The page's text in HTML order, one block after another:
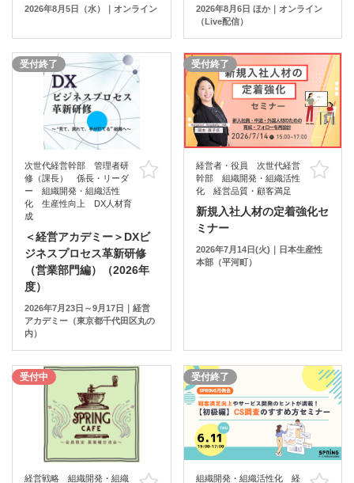
2026年8月5日（水）｜オンライン
2026年8月6日 ほか｜オンライン
（Live配信）
受付終了
次世代経営幹部 管理者研
修（課長） 係長・リーダ
ー 組織開発・組織活性
化 生産性向上 DX人材育
成
お気に入り
＜経営アカデミー＞DXビ
ジネスプロセス革新研修
（営業部門編）（2026年
度）
2026年7月23日～9月17日｜経営
アカデミー（東京都千代田区丸の
内）
受付終了
経営者・役員 次世代経営
幹部 組織開発・組織活性
化 経営品質・顧客満足
新規入社人材の定着強化セ
ミナー
2026年7月14日(火)｜日本生産性
本部（平河町）
受付中
経営戦略 組織開発・組織
受付終了
組織開発・組織活性化 経